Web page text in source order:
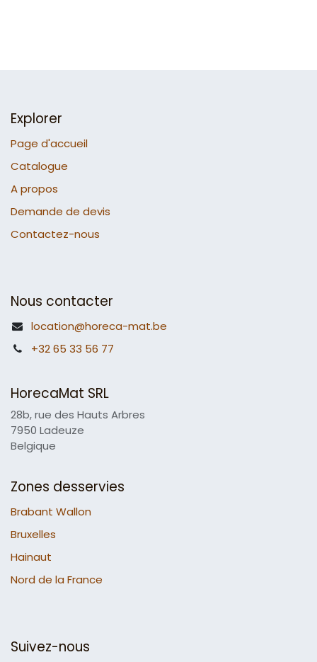
Explorer
Page d'accueil
Catalogue
A propos
Demande de devis
Contactez-nous
Nous contacter
location@horeca-mat.be
+32 65 33 56 77
HorecaMat SRL
28b, rue des Hauts Arbres
7950 Ladeuze
Belgique
Zones desservies
Brabant Wallon
Bruxelles
Hainaut
Nord de la France
Suivez-nous